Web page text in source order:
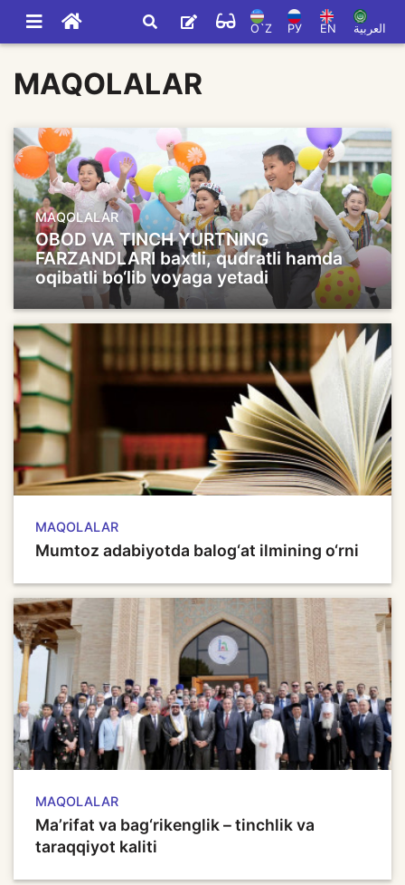
O`Z РУ EN العربية
MAQOLALAR
MAQOLALAR
OBOD VA TINCH YURTNING
FARZANDLARI baxtli, qudratli hamda
oqibatli bo‘lib voyaga yetadi
MAQOLALAR
Mumtoz adabiyotda balog‘at ilmining o‘rni
MAQOLALAR
Ma’rifat va bag‘rikenglik – tinchlik va
taraqqiyot kaliti